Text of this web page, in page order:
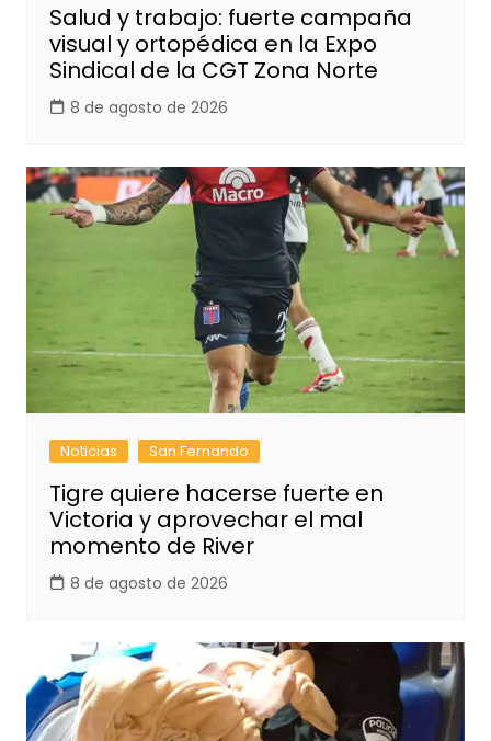
Salud y trabajo: fuerte campaña
visual y ortopédica en la Expo
Sindical de la CGT Zona Norte
8 de agosto de 2026
Noticias San Fernando
Tigre quiere hacerse fuerte en
Victoria y aprovechar el mal
momento de River
8 de agosto de 2026